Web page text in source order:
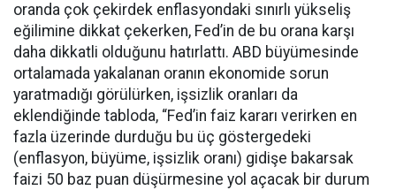
oranda çok çekirdek enflasyondaki sınırlı yükseliş
eğilimine dikkat çekerken, Fed’in de bu orana karşı
daha dikkatli olduğunu hatırlattı. ABD büyümesinde
ortalamada yakalanan oranın ekonomide sorun
yaratmadığı görülürken, işsizlik oranları da
eklendiğinde tabloda, “Fed’in faiz kararı verirken en
fazla üzerinde durduğu bu üç göstergedeki
(enflasyon, büyüme, işsizlik oranı) gidişe bakarsak
faizi 50 baz puan düşürmesine yol açacak bir durum